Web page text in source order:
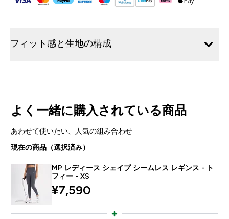
フィット感と生地の構成
よく一緒に購入されている商品
あわせて使いたい、人気の組み合わせ
現在の商品（選択済み）
MP レディース シェイプ シームレス レギンス - ト
フィー - XS
¥7,590‎